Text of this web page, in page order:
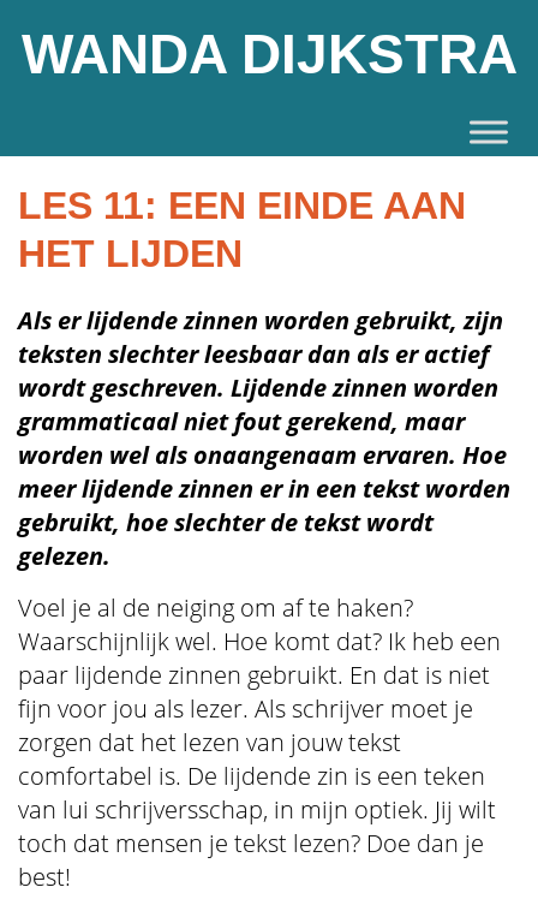
WANDA DIJKSTRA
LES 11: EEN EINDE AAN
HET LIJDEN
Als er lijdende zinnen worden gebruikt, zijn
teksten slechter leesbaar dan als er actief
wordt geschreven. Lijdende zinnen worden
grammaticaal niet fout gerekend, maar
worden wel als onaangenaam ervaren. Hoe
meer lijdende zinnen er in een tekst worden
gebruikt, hoe slechter de tekst wordt
gelezen.
Voel je al de neiging om af te haken?
Waarschijnlijk wel. Hoe komt dat? Ik heb een
paar lijdende zinnen gebruikt. En dat is niet
fijn voor jou als lezer. Als schrijver moet je
zorgen dat het lezen van jouw tekst
comfortabel is. De lijdende zin is een teken
van lui schrijversschap, in mijn optiek. Jij wilt
toch dat mensen je tekst lezen? Doe dan je
best!